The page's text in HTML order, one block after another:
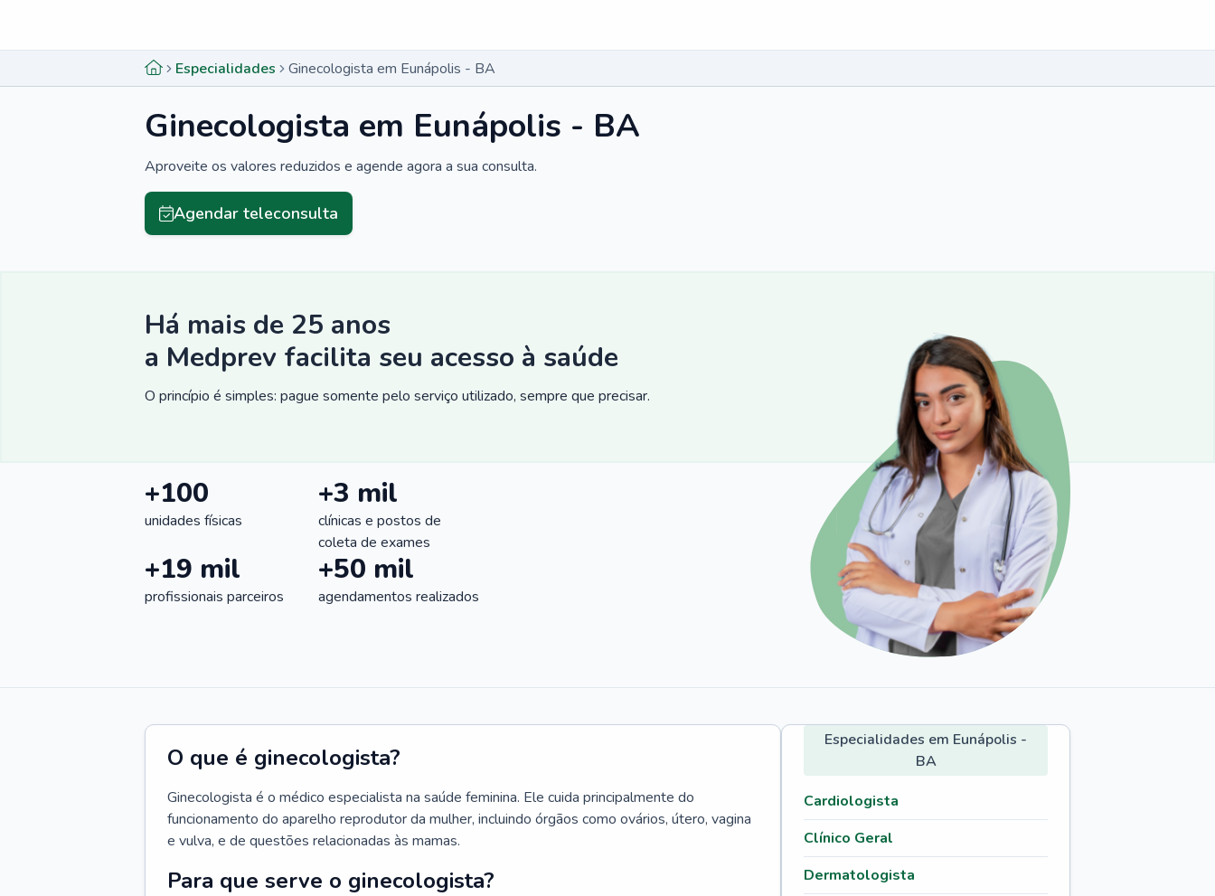
Especialidades Ginecologista em Eunápolis - BA
Ginecologista em Eunápolis - BA
Aproveite os valores reduzidos e agende agora a sua consulta.
Agendar teleconsulta
Há mais de 25 anos
a Medprev facilita seu acesso à saúde
O princípio é simples: pague somente pelo serviço utilizado, sempre que precisar.
+100
unidades físicas
+3 mil
clínicas e postos de
coleta de exames
+19 mil
profissionais parceiros
+50 mil
agendamentos realizados
O que é ginecologista?
Ginecologista é o médico especialista na saúde feminina. Ele cuida principalmente do
funcionamento do aparelho reprodutor da mulher, incluindo órgãos como ovários, útero, vagina
e vulva, e de questões relacionadas às mamas.
Para que serve o ginecologista?
Especialidades em Eunápolis -
BA
Cardiologista
Clínico Geral
Dermatologista